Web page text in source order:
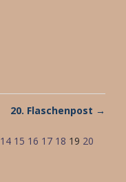
20. Flaschenpost →
14 15 16 17 18 19 20